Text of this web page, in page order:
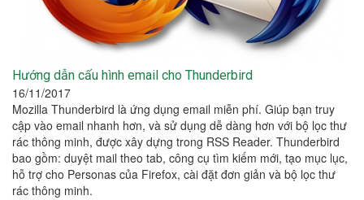
Hướng dẫn cấu hình email cho Thunderbird
16/11/2017
Mozilla Thunderbird là ứng dụng email miễn phí. Giúp bạn truy
cập vào email nhanh hơn, và sử dụng dễ dàng hơn với bộ lọc thư
rác thông minh, được xây dựng trong RSS Reader. Thunderbird
bao gồm: duyệt mail theo tab, công cụ tìm kiếm mới, tạo mục lục,
hỗ trợ cho Personas của Firefox, cài đặt đơn giản và bộ lọc thư
rác thông minh.